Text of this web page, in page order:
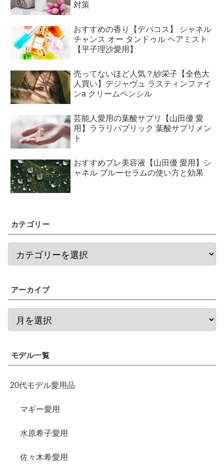
対策
おすすめの香り【デパコス】 シャネル
チャンス オー タンドゥル ヘアミスト
【平子理沙愛用】
売ってないほど人気？紗栄子【全色大
人買い】デジャヴュ ラスティンファイ
ンa クリームペンシル
芸能人愛用の葉酸サプリ【山田優 愛
用】ララリパブリック 葉酸サプリメン
ト
おすすめプレ美容液【山田優 愛用】シ
ャネル ブルーセラムの使い方と効果
カテゴリー
アーカイブ
モデル一覧
20代モデル愛用品
マギー愛用
水原希子愛用
佐々木希愛用